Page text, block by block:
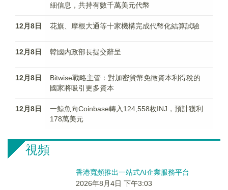
細信息，共持有數千萬美元代幣
12月8日 花旗、摩根大通等十家機構完成代幣化結算試驗
12月8日 韓國内政部長提交辭呈
12月8日
Bitwise戰略主管：對加密貨幣免徵資本利得稅的
國家將吸引更多資本
12月8日
一鯨魚向Coinbase轉入124,558枚INJ，預計獲利
178萬美元
視頻
香港寬頻推出一站式AI企業服務平台
2026年8月4日 下午3:03